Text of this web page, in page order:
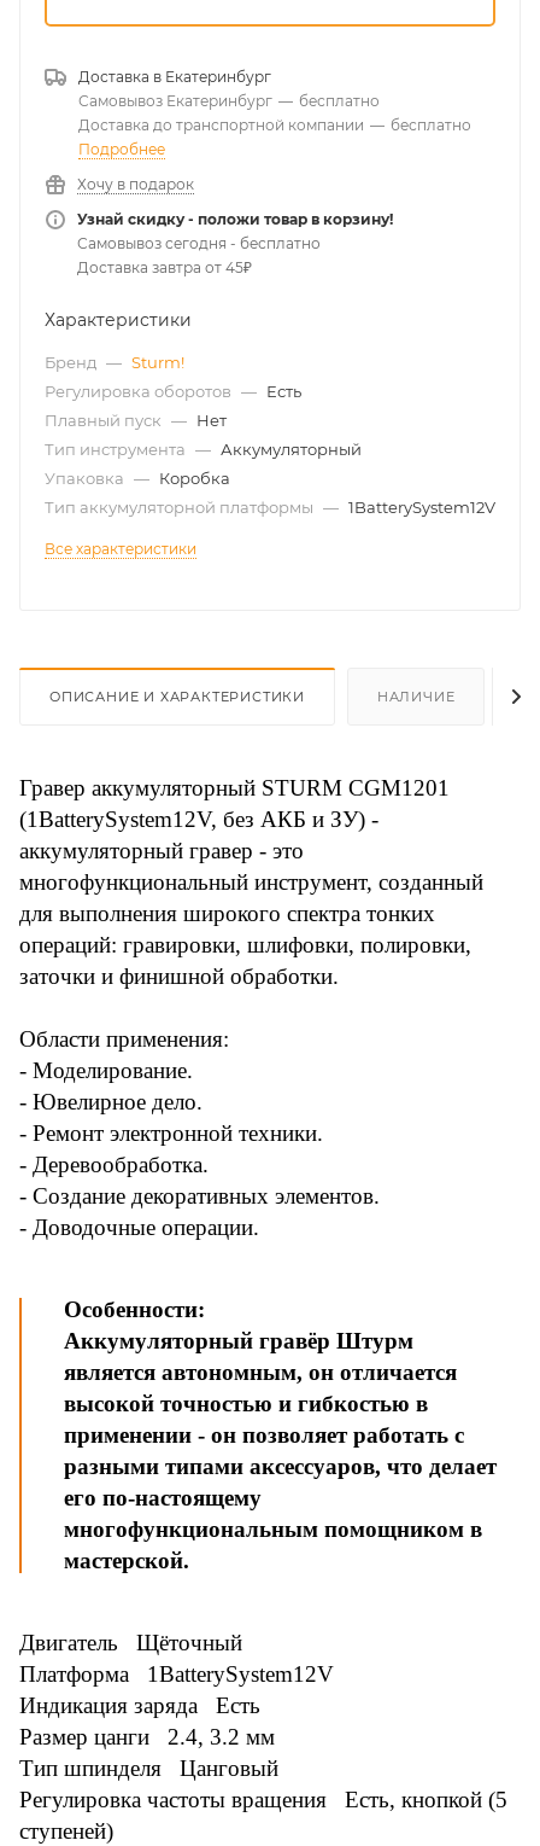
Доставка в Екатеринбург
Самовывоз Екатеринбург — бесплатно
Доставка до транспортной компании — бесплатно
Подробнее
Хочу в подарок
Узнай скидку - положи товар в корзину!
Самовывоз сегодня - бесплатно
Доставка завтра от 45₽
Характеристики
Бренд — Sturm!
Регулировка оборотов — Есть
Плавный пуск — Нет
Тип инструмента — Аккумуляторный
Упаковка — Коробка
Тип аккумуляторной платформы — 1BatterySystem12V
Все характеристики
ОПИСАНИЕ И ХАРАКТЕРИСТИКИ НАЛИЧИЕ
Гравер аккумуляторный STURM CGM1201
(1BatterySystem12V, без АКБ и ЗУ) -
аккумуляторный гравер - это
многофункциональный инструмент, созданный
для выполнения широкого спектра тонких
операций: гравировки, шлифовки, полировки,
заточки и финишной обработки.
Области применения:
- Моделирование.
- Ювелирное дело.
- Ремонт электронной техники.
- Деревообработка.
- Создание декоративных элементов.
- Доводочные операции.
Особенности:
Аккумуляторный гравёр Штурм
является автономным, он отличается
высокой точностью и гибкостью в
применении - он позволяет работать с
разными типами аксессуаров, что делает
его по-настоящему
многофункциональным помощником в
мастерской.
Двигатель Щёточный
Платформа 1BatterySystem12V
Индикация заряда Есть
Размер цанги 2.4, 3.2 мм
Тип шпинделя Цанговый
Регулировка частоты вращения Есть, кнопкой (5
ступеней)